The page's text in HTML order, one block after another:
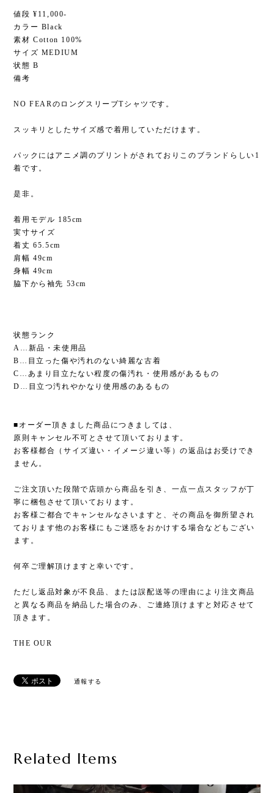
値段 ¥11,000-
カラー Black
素材 Cotton 100%
サイズ MEDIUM
状態 B
備考
NO FEARのロングスリーブTシャツです。
スッキリとしたサイズ感で着用していただけます。
パックにはアニメ調のプリントがされておりこのブランドらしい1
着です。
是非。
着用モデル 185cm
実寸サイズ
着丈 65.5cm
肩幅 49cm
身幅 49cm
脇下から袖先 53cm
状態ランク
A…新品・未使用品
B…目立った傷や汚れのない綺麗な古着
C…あまり目立たない程度の傷汚れ・使用感があるもの
D…目立つ汚れやかなり使用感のあるもの
■オーダー頂きました商品につきましては、
原則キャンセル不可とさせて頂いております。
お客様都合（サイズ違い・イメージ違い等）の返品はお受けでき
ません。
ご注文頂いた段階で店頭から商品を引き、一点一点スタッフが丁
寧に梱包させて頂いております。
お客様ご都合でキャンセルなさいますと、その商品を御所望され
ております他のお客様にもご迷惑をおかけする場合などもござい
ます。
何卒ご理解頂けますと幸いです。
ただし返品対象が不良品、または誤配送等の理由により注文商品
と異なる商品を納品した場合のみ、ご連絡頂けますと対応させて
頂きます。
THE OUR
通報する
Related Items